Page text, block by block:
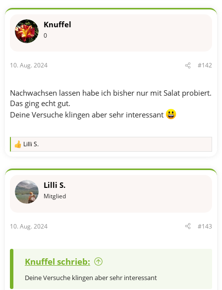
o
e
n
Knuffel
0
10. Aug. 2024 #142
Nachwachsen lassen habe ich bisher nur mit Salat probiert.
Das ging echt gut.
Deine Versuche klingen aber sehr interessant
R
k
o
:
Lilli S.
Lilli S.
Mitglied
10. Aug. 2024 #143
Knuffel schrieb:
Deine Versuche klingen aber sehr interessant